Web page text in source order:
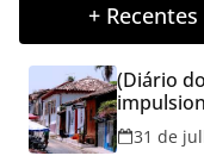
+ Recentes
(Diário
Goiás e
reservar
31 de